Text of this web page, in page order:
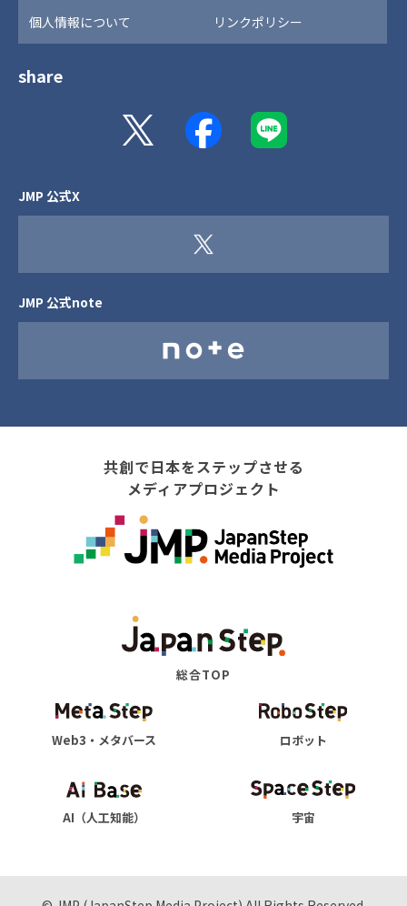
個人情報について リンクポリシー
share
JMP 公式X
JMP 公式note
共創で日本をステップさせる
メディアプロジェクト
総合TOP
Web3・メタバース ロボット
AI（人工知能） 宇宙